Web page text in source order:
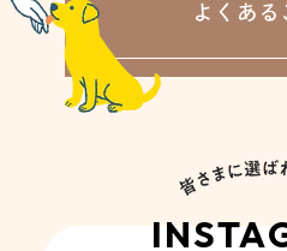
よくあ